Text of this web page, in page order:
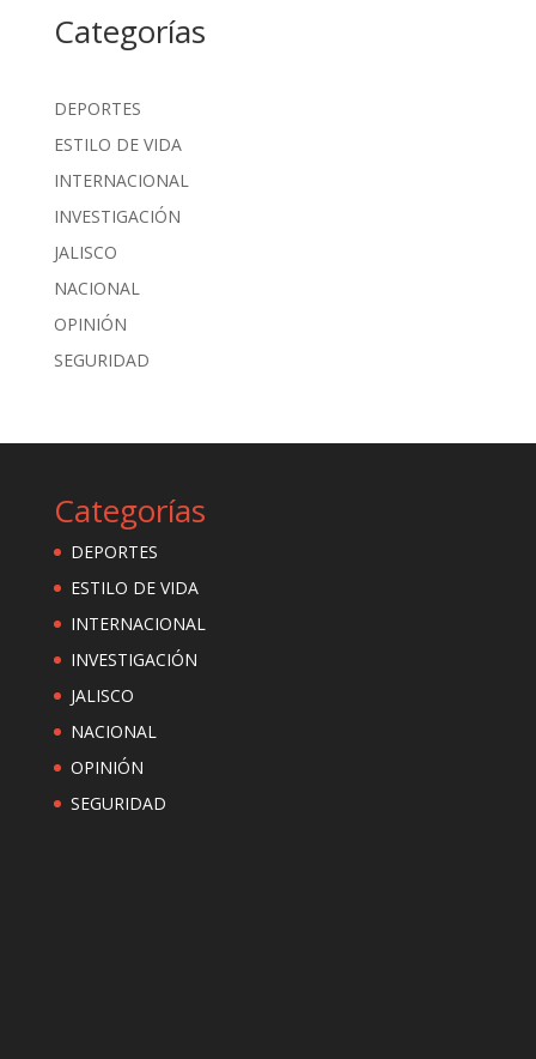
Categorías
DEPORTES
ESTILO DE VIDA
INTERNACIONAL
INVESTIGACIÓN
JALISCO
NACIONAL
OPINIÓN
SEGURIDAD
Categorías
DEPORTES
ESTILO DE VIDA
INTERNACIONAL
INVESTIGACIÓN
JALISCO
NACIONAL
OPINIÓN
SEGURIDAD